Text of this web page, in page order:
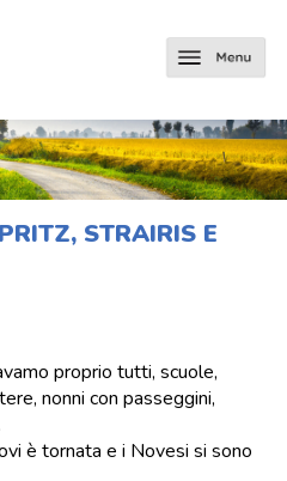
STRAIRIS E
proprio tutti, scuole,
nonni con passeggini,
è tornata e i Novesi si sono